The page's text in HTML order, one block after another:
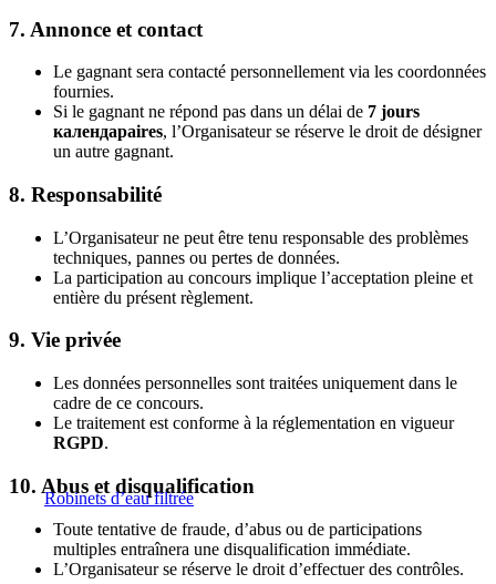
Robinets d’eau filtrée
7. Annonce et contact
Le gagnant sera contacté personnellement via les coordonnées
fournies.
Si le gagnant ne répond pas dans un délai de 7 jours
календарaires, l’Organisateur se réserve le droit de désigner
un autre gagnant.
8. Responsabilité
L’Organisateur ne peut être tenu responsable des problèmes
techniques, pannes ou pertes de données.
La participation au concours implique l’acceptation pleine et
entière du présent règlement.
9. Vie privée
Les données personnelles sont traitées uniquement dans le
cadre de ce concours.
Le traitement est conforme à la réglementation en vigueur
RGPD.
10. Abus et disqualification
Toute tentative de fraude, d’abus ou de participations
multiples entraînera une disqualification immédiate.
L’Organisateur se réserve le droit d’effectuer des contrôles.